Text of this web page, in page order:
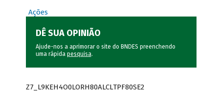
Ações
DÊ SUA OPINIÃO
Ajude-nos a aprimorar o site do BNDES preenchendo
uma rápida pesquisa.
Z7_L9KEH4O0LORH80ALCLTPF80SE2